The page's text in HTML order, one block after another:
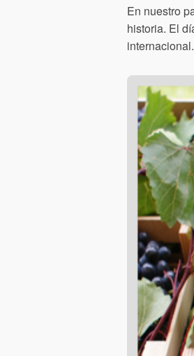
En nuestro
historia. El
internacional.